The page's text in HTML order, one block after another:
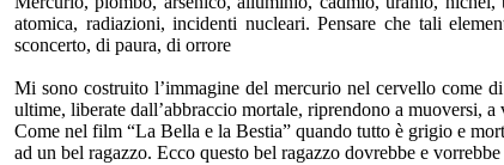
atomica, radiazioni, incidenti nucleari. Pensare che tali
sconcerto, di paura, di orrore
Mi sono costruito l’immagine del mercurio nel cervello come
ultime, liberate dall’abbraccio mortale, riprendono a muoversi,
Come nel film “La Bella e la Bestia” quando tutto è grigio e
ad un bel ragazzo. Ecco questo bel ragazzo dovrebbe e